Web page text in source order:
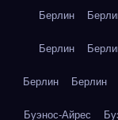
Берлин
Берлин
Берлин Берлин
Буэнос-Айрес